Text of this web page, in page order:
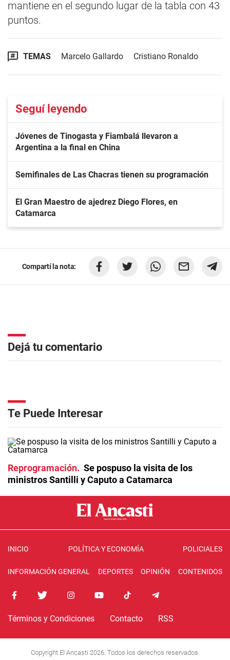
mantiene en el segundo lugar de la tabla con 43
puntos.
TEMAS Marcelo Gallardo Cristiano Ronaldo
Seguí leyendo
Jóvenes de Tinogasta y Fiambalá llevaron a
Argentina a la final en China
Semifinales de Las Chacras tienen su programación
El Gran Maestro de ajedrez Diego Flores, en
Catamarca
Compartí la nota:
Dejá tu comentario
Te Puede Interesar
Reprogramación
Se pospuso la visita de los
ministros Santilli y Caputo a Catamarca
INICIO POLÍTICA Y ECONOMÍA POLICIALES
INFORMACIÓN GENERAL DEPORTES OPINIÓN CONTENIDOS
Términos y Condiciones Contacto RSS
Copyright El Ancasti 2026. Todos los derechos reservados.